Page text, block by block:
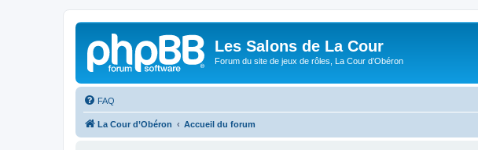
Les Salons de La Cour
Forum du site de jeux de rôles, La Cour d’Obéron
FAQ
La Cour d’Obéron Accueil du forum